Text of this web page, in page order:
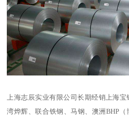
上海志辰实业有限公司长期经销上海
湾烨辉、联合铁钢、马钢、澳洲BHP